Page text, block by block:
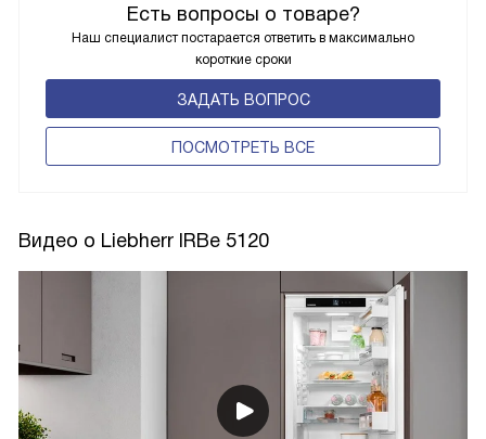
Есть вопросы о товаре?
Наш специалист постарается ответить в максимально
короткие сроки
ЗАДАТЬ ВОПРОС
ПОCМОТРЕТЬ ВСЕ
Видео о Liebherr IRBe 5120